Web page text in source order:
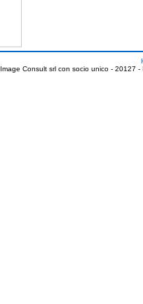
Image Consult srl con socio unico - 20127